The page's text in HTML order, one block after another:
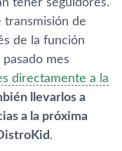
tener seguidores.
transmisión de
de la función
mes
directamente a la
llevarlos a
a la próxima
.